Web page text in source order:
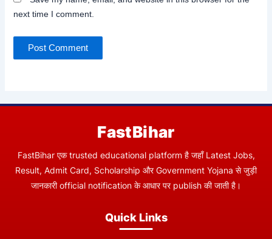
next time I comment.
FastBihar
FastBihar एक trusted educational platform है जहाँ Latest Jobs,
Result, Admit Card, Scholarship और Government Yojana से जुड़ी
जानकारी official notification के आधार पर publish की जाती है।
Quick Links